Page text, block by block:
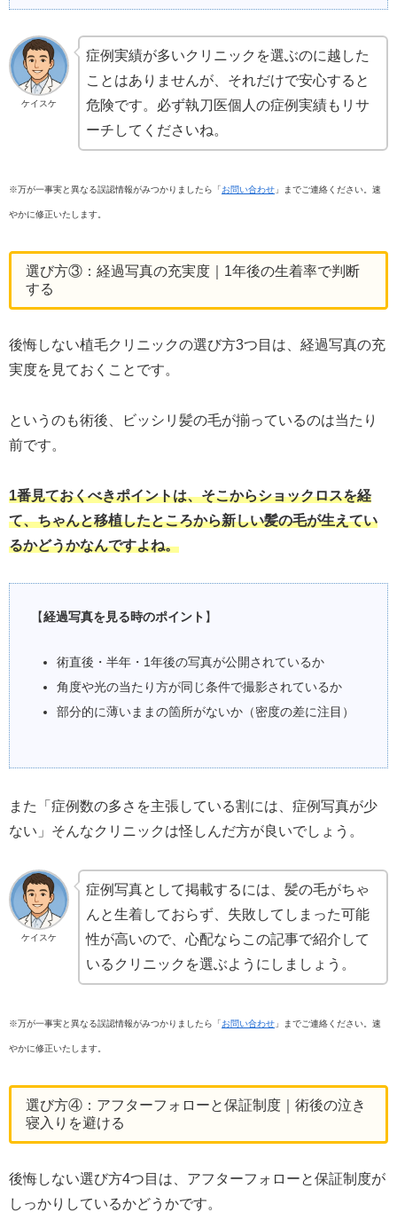
ケイスケ
症例実績が多いクリニックを選ぶのに越した
ことはありませんが、それだけで安心すると
危険です。必ず執刀医個人の症例実績もリサ
ーチしてくださいね。
※万が一事実と異なる誤認情報がみつかりましたら「 お問い合わせ 」までご連絡ください。速
やかに修正いたします。
選び方③：経過写真の充実度｜1年後の生着率で判断
する
後悔しない植毛クリニックの選び方3つ目は、経過写真の充
実度を見ておくことです。
というのも術後、ビッシリ髪の毛が揃っているのは当たり
前です。
1番見ておくべきポイントは、そこからショックロスを経
て、ちゃんと移植したところから新しい髪の毛が生えてい
るかどうかなんですよね。
【経過写真を見る時のポイント 】
術直後・半年・1年後の写真が公開されているか
角度や光の当たり方が同じ条件で撮影されているか
部分的に薄いままの箇所がないか（密度の差に注目）
また「症例数の多さを主張している割には、症例写真が少
ない」そんなクリニックは怪しんだ方が良いでしょう。
ケイスケ
症例写真として掲載するには、髪の毛がちゃ
んと生着しておらず、失敗してしまった可能
性が高いので、心配ならこの記事で紹介して
いるクリニックを選ぶようにしましょう。
※万が一事実と異なる誤認情報がみつかりましたら「 お問い合わせ 」までご連絡ください。速
やかに修正いたします。
選び方④：アフターフォローと保証制度｜術後の泣き
寝入りを避ける
後悔しない選び方4つ目は、アフターフォローと保証制度が
しっかりしているかどうかです。